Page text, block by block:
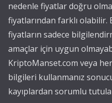
nedenle fiyatlar doğru
fiyatlarından farklı
fiyatların sadece
amaçlar için uygun
KriptoManset.com veya
bilgileri kullanmanız
kayıplardan sorumlu